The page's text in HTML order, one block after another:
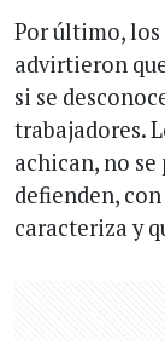
Por último,
advirtieron
si se
trabajadores.
achican, no se
defienden,
caracteriza y